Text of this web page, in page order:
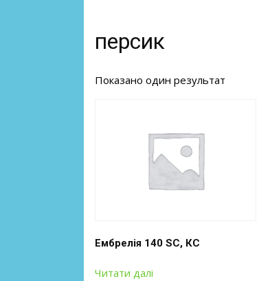
персик
Показано один результат
Ембрелія 140 SC, КС
Читати далі